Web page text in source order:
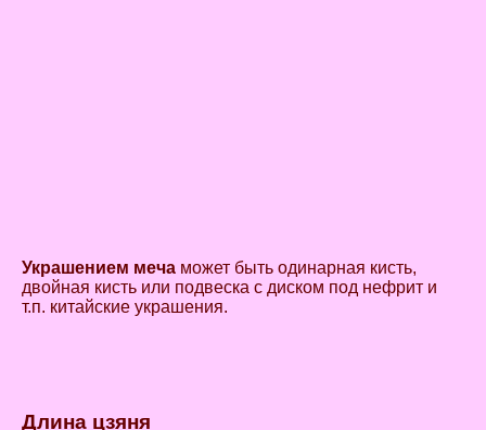
Украшением меча может быть одинарная кисть,
двойная кисть или подвеска с диском под нефрит и
т.п. китайские украшения.
Длина цзяня